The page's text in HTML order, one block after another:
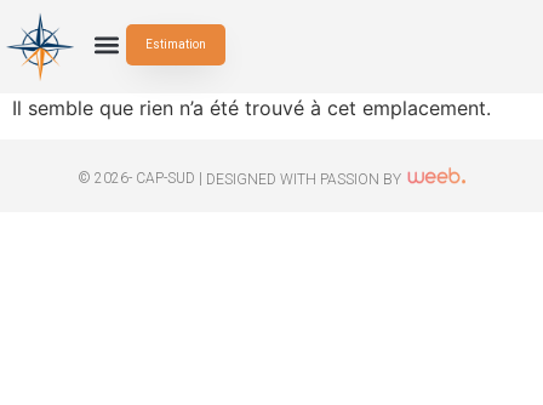
Estimation
Il semble que rien n’a été trouvé à cet emplacement.
© 2026- CAP-SUD | DESIGNED WITH PASSION BY